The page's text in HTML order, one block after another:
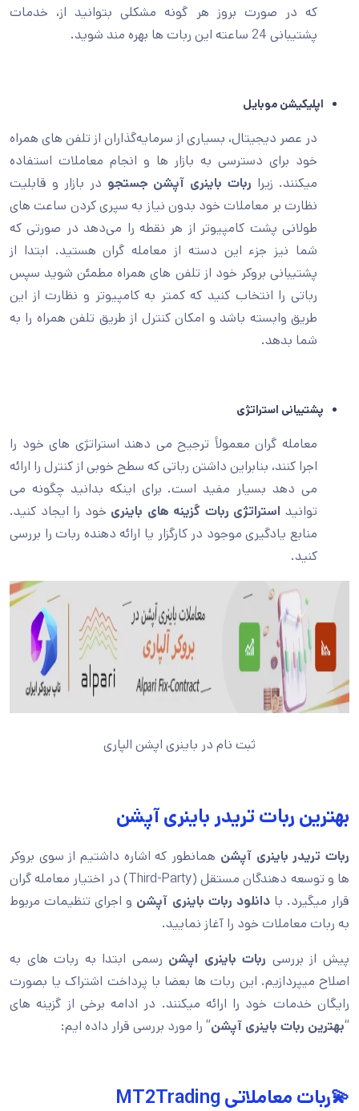
که در صورت بروز هر گونه مشکلی بتوانید از، خدمات
پشتیبانی 24 ساعته این ربات ها بهره مند شوید.
اپلیکیشن موبایل
در عصر دیجیتال، بسیاری از سرمایه‌گذاران از تلفن های همراه
خود برای دسترسی به بازار ها و انجام معاملات استفاده
میکنند. زیرا ربات باینری آپشن جستجو در بازار و قابلیت
نظارت بر معاملات خود بدون نیاز به سپری کردن ساعت های
طولانی پشت کامپیوتر از هر نقطه را می‌دهد در صورتی که
شما نیز جزء این دسته از معامله گران هستید. ابتدا از
پشتیبانی بروکر خود از تلفن های همراه مطمئن شوید سپس
رباتی را انتخاب کنید که کمتر به کامپیوتر و نظارت از این
طریق وابسته باشد و امکان کنترل از طریق تلفن همراه را به
شما بدهد.
پشتیبانی استراتژی
معامله گران معمولاً ترجیح می دهند استراتژی های خود را
اجرا کنند، بنابراین داشتن رباتی که سطح خوبی از کنترل را ارائه
می دهد بسیار مفید است. برای اینکه بدانید چگونه می
توانیداستراتژی ربات گزینه های باینری خود را ایجاد کنید.
منابع یادگیری موجود در کارگزار یا ارائه دهنده ربات را بررسی
کنید.
ثبت نام در باینری اپشن الپاری
بهترین ربات تریدر باینری آپشن
ربات تریدر باینری آپشن همانطور که اشاره داشتیم از سوی بروکر
ها و توسعه دهندگان مستقل (Third-Party) در اختیار معامله گران
قرار میگیرد. بادانلود ربات باینری آپشن و اجرای تنظیمات مربوط
به ربات معاملات خود را آغاز نمایید.
پیش از بررسی ربات باینری اپشن رسمی ابتدا به ربات های به
اصلاح میپردازیم. این ربات ها بعضا با پرداخت اشتراک یا بصورت
رایگان خدمات خود را ارائه میکنند. در ادامه برخی از گزینه های
“بهترین ربات باینری آپشن” را مورد بررسی قرار داده ایم:
💫ربات معاملاتی MT2Trading